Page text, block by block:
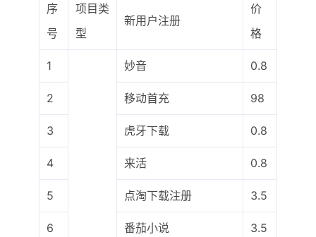
序
号
项目类
型
新用户注册
价
格
1 妙音 0.8
2 移动首充 98
3 虎牙下载 0.8
4 来活 0.8
5 点淘下载注册 3.5
6 番茄小说 3.5